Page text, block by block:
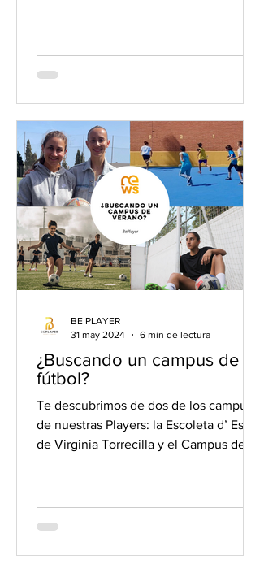
¿Buscando un campus de
fútbol?
Te descubrimos de dos de los campus
de nuestras Players: la Escoleta d’ Estiu
de Virginia Torrecilla y el Campus de
BE PLAYER
31 may 2024
6 min de lectura